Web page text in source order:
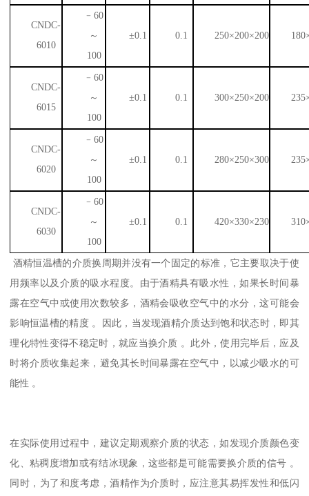
CNDC-
6010
﹣60
～
100
±0.1 0.1 250×200×200
CNDC-
6015
﹣60
～
100
±0.1 0.1 300×250×200
CNDC-
6020
﹣60
～
100
±0.1 0.1 280×250×300
CNDC-
6030
﹣60
～
100
±0.1 0.1 420×330×230
酒精恒温槽的介质换周期并没有一个固定的标准，它主要取决于使
用频率以及介质的吸水程度。由于酒精具有吸水性，如果长时间暴
露在空气中或使用次数较多，酒精会吸收空气中的水分，这可能会
影响恒温槽的精度 。因此，当发现酒精介质达到饱和状态时，即其
理化特性变得不稳定时，就应当换介质 。此外，使用完毕后，应及
时将介质收集起来，避免其长时间暴露在空气中，以减少吸水的可
能性 。
在实际使用过程中，建议定期观察介质的状态，如发现介质颜色变
化、粘稠度增加或有结冰现象，这些都是可能需要换介质的信号 。
同时，为了和度考虑，酒精作为介质时，应注意其易挥发性和低闪